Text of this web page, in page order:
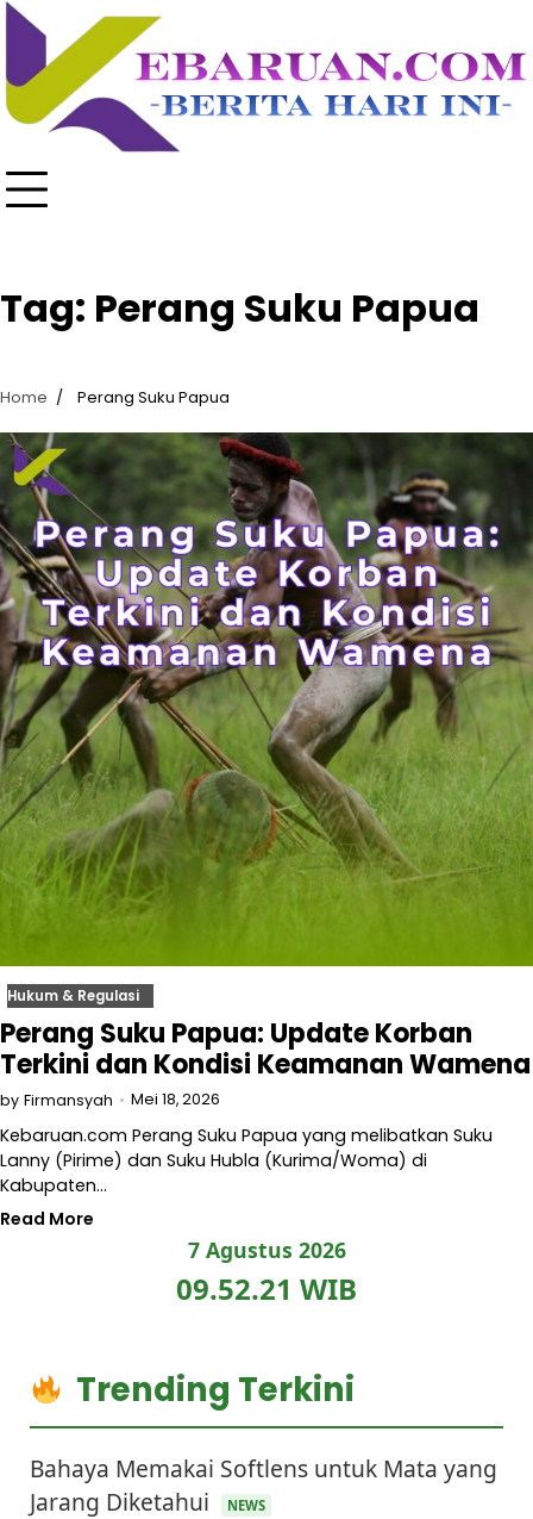
Skip
content
Tag: Perang Suku Papua
Home Perang Suku Papua
Hukum & Regulasi
Perang Suku Papua: Update Korban
Terkini dan Kondisi Keamanan Wamena
by Firmansyah Mei 18, 2026
Kebaruan.com Perang Suku Papua yang melibatkan Suku
Lanny (Pirime) dan Suku Hubla (Kurima/Woma) di
Kabupaten…
Read More
7 Agustus 2026
09.52.22 WIB
Trending Terkini
Bahaya Memakai Softlens untuk Mata yang
Jarang Diketahui
NEWS